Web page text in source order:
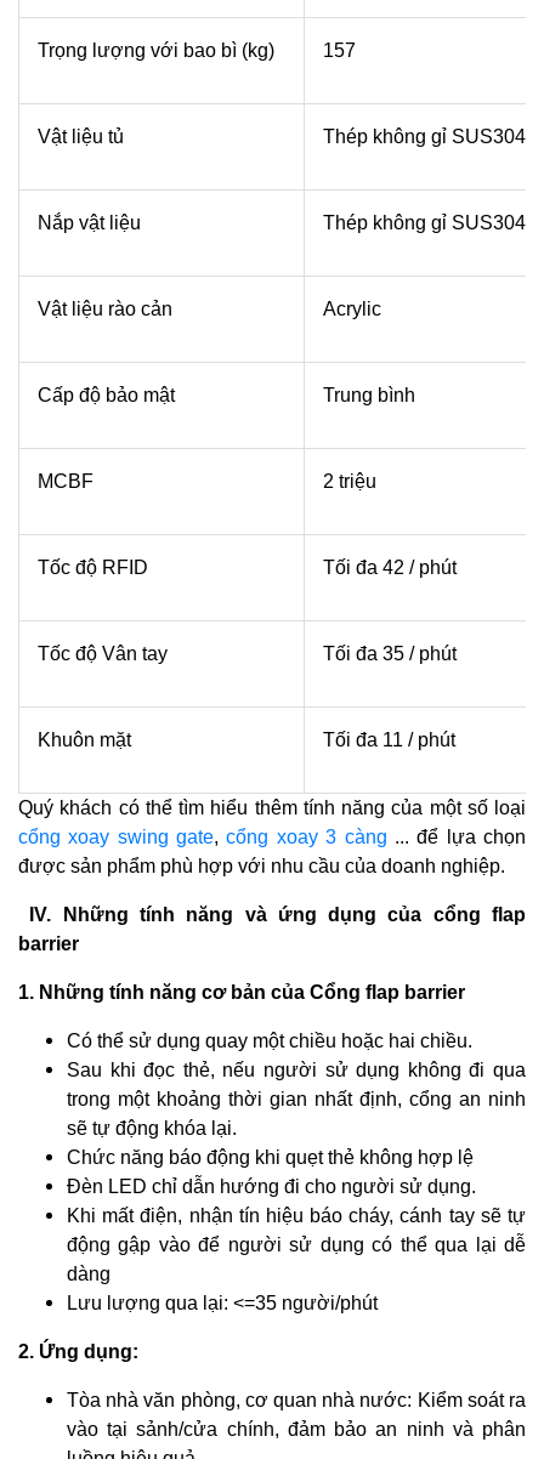
Trọng lượng với bao bì (kg) 157
Vật liệu tủ Thép không gỉ SUS304
Nắp vật liệu Thép không gỉ SUS304
Vật liệu rào cản Acrylic
Cấp độ bảo mật Trung bình
MCBF 2 triệu
Tốc độ RFID Tối đa 42 / phút
Tốc độ Vân tay Tối đa 35 / phút
Khuôn mặt Tối đa 11 / phút
Quý khách có thể tìm hiểu thêm tính năng của một số loại
cổng xoay swing gate,cổng xoay 3 càng ... để lựa chọn
được sản phẩm phù hợp với nhu cầu của doanh nghiệp.
IV. Những tính năng và ứng dụng của cổng flap
barrier
1. Những tính năng cơ bản của Cổng flap barrier
Có thể sử dụng quay một chiều hoặc hai chiều.
Sau khi đọc thẻ, nếu người sử dụng không đi qua
trong một khoảng thời gian nhất định, cổng an ninh
sẽ tự động khóa lại.
Chức năng báo động khi quẹt thẻ không hợp lệ
Đèn LED chỉ dẫn hướng đi cho người sử dụng.
Khi mất điện, nhận tín hiệu báo cháy, cánh tay sẽ tự
động gập vào để người sử dụng có thể qua lại dễ
dàng
Lưu lượng qua lại: <=35 người/phút
2. Ứng dụng:
Tòa nhà văn phòng, cơ quan nhà nước: Kiểm soát ra
vào tại sảnh/cửa chính, đảm bảo an ninh và phân